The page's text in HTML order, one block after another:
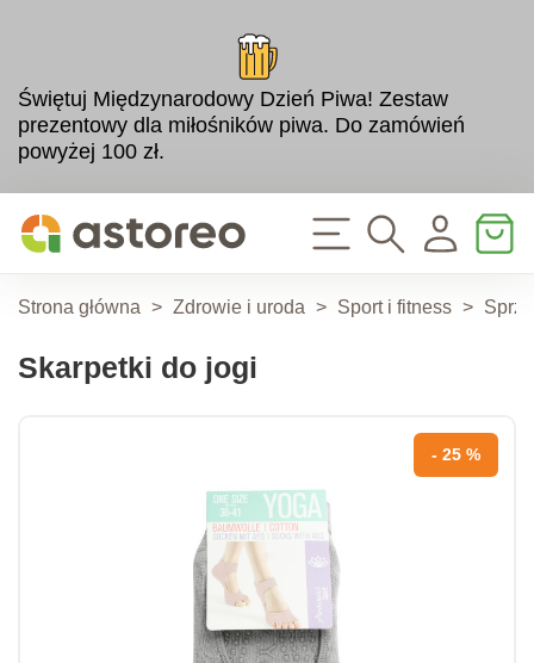
Świętuj Międzynarodowy Dzień Piwa! Zestaw
prezentowy dla miłośników piwa. Do zamówień
powyżej 100 zł.
Strona główna > Zdrowie i uroda > Sport i fitness >
Skarpetki do jogi
- 25 %